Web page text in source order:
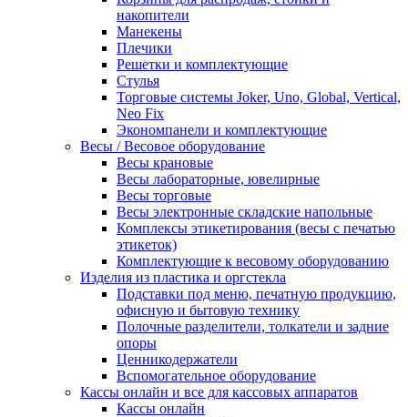
накопители
Манекены
Плечики
Решетки и комплектующие
Стулья
Торговые системы Joker, Uno, Global, Vertical,
Neo Fix
Экономпанели и комплектующие
Весы / Весовое оборудование
Весы крановые
Весы лабораторные, ювелирные
Весы торговые
Весы электронные складские напольные
Комплексы этикетирования (весы с печатью
этикеток)
Комплектующие к весовому оборудованию
Изделия из пластика и оргстекла
Подставки под меню, печатную продукцию,
офисную и бытовую технику
Полочные разделители, толкатели и задние
опоры
Ценникодержатели
Вспомогательное оборудование
Кассы онлайн и все для кассовых аппаратов
Кассы онлайн